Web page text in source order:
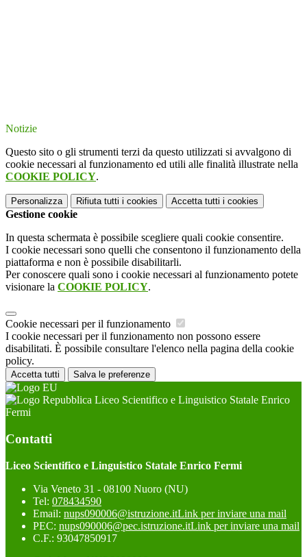
Notizie
Questo sito o gli strumenti terzi da questo utilizzati si avvalgono di
cookie necessari al funzionamento ed utili alle finalità illustrate nella
COOKIE POLICY.
Personalizza Rifiuta tutti i cookies Accetta tutti i cookies
Gestione cookie
In questa schermata è possibile scegliere quali cookie consentire.
I cookie necessari sono quelli che consentono il funzionamento della
piattaforma e non è possibile disabilitarli.
Per conoscere quali sono i cookie necessari al funzionamento potete
visionare la COOKIE POLICY.
Cookie necessari per il funzionamento
I cookie necessari per il funzionamento non possono essere
disabilitati. È possibile consultare l'elenco nella pagina della cookie
policy.
Accetta tutti Salva le preferenze
Liceo Scientifico e Linguistico Statale Enrico
Fermi
Contatti
Liceo Scientifico e Linguistico Statale Enrico Fermi
Via Veneto 31 - 08100 Nuoro (NU)
Tel: 078434590
Email: nups090006@istruzione.itLink per inviare una mail
PEC: nups090006@pec.istruzione.itLink per inviare una mail
C.F.: 93047850917